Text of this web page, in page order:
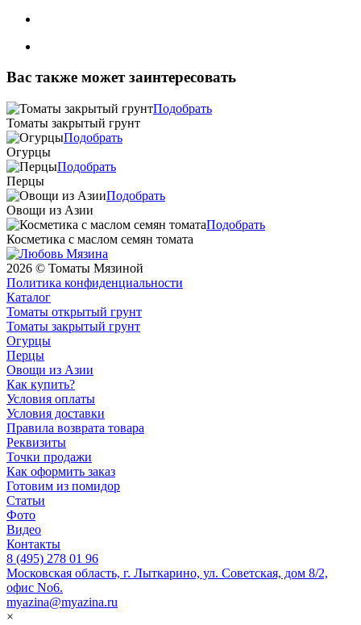
Вас также может заинтересовать
Томаты закрытый грунт
Подобрать
Огурцы
Подобрать
Перцы
Подобрать
Овощи из Азии
Подобрать
Косметика с маслом семян томата
Подобрать
2026 © Томаты Мязиной
Политика конфиденциальности
Каталог
Томаты открытый грунт
Томаты закрытый грунт
Огурцы
Перцы
Овощи из Азии
Как купить?
Условия оплаты
Условия доставки
Правила возврата товара
Реквизиты
Точки продажи
Как оформить заказ
Готовим из помидор
Статьи
Фото
Видео
Контакты
8 (495) 278 01 96
Московская область, г. Лыткарино, ул. Советская, дом 8/2,
офис No6.
myazina@myazina.ru
×